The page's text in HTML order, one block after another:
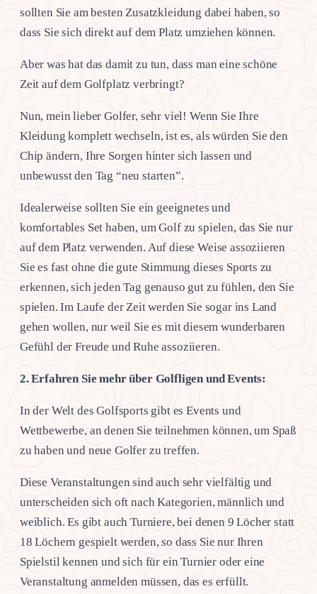
sollten Sie am besten Zusatzkleidung dabei haben, so
dass Sie sich direkt auf dem Platz umziehen können.
Aber was hat das damit zu tun, dass man eine schöne
Zeit auf dem Golfplatz verbringt?
Nun, mein lieber Golfer, sehr viel! Wenn Sie Ihre
Kleidung komplett wechseln, ist es, als würden Sie den
Chip ändern, Ihre Sorgen hinter sich lassen und
unbewusst den Tag “neu starten”.
Idealerweise sollten Sie ein geeignetes und
komfortables Set haben, um Golf zu spielen, das Sie nur
auf dem Platz verwenden. Auf diese Weise assoziieren
Sie es fast ohne die gute Stimmung dieses Sports zu
erkennen, sich jeden Tag genauso gut zu fühlen, den Sie
spielen. Im Laufe der Zeit werden Sie sogar ins Land
gehen wollen, nur weil Sie es mit diesem wunderbaren
Gefühl der Freude und Ruhe assoziieren.
2. Erfahren Sie mehr über Golfligen und Events:
In der Welt des Golfsports gibt es Events und
Wettbewerbe, an denen Sie teilnehmen können, um Spaß
zu haben und neue Golfer zu treffen.
Diese Veranstaltungen sind auch sehr vielfältig und
unterscheiden sich oft nach Kategorien, männlich und
weiblich. Es gibt auch Turniere, bei denen 9 Löcher statt
18 Löchern gespielt werden, so dass Sie nur Ihren
Spielstil kennen und sich für ein Turnier oder eine
Veranstaltung anmelden müssen, das es erfüllt.